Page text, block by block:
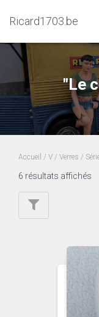
Ricard1703.be
"Le
Accueil / V / Verres /
6 résultats affichés